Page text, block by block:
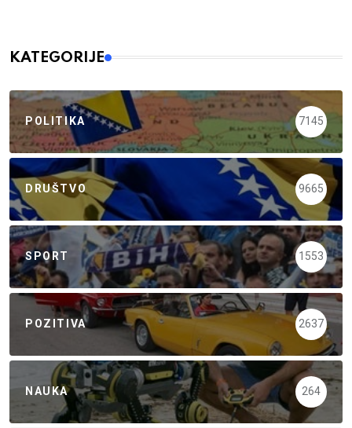
KATEGORIJE
POLITIKA 7145
DRUŠTVO 9665
SPORT 1553
POZITIVA 2637
NAUKA 264